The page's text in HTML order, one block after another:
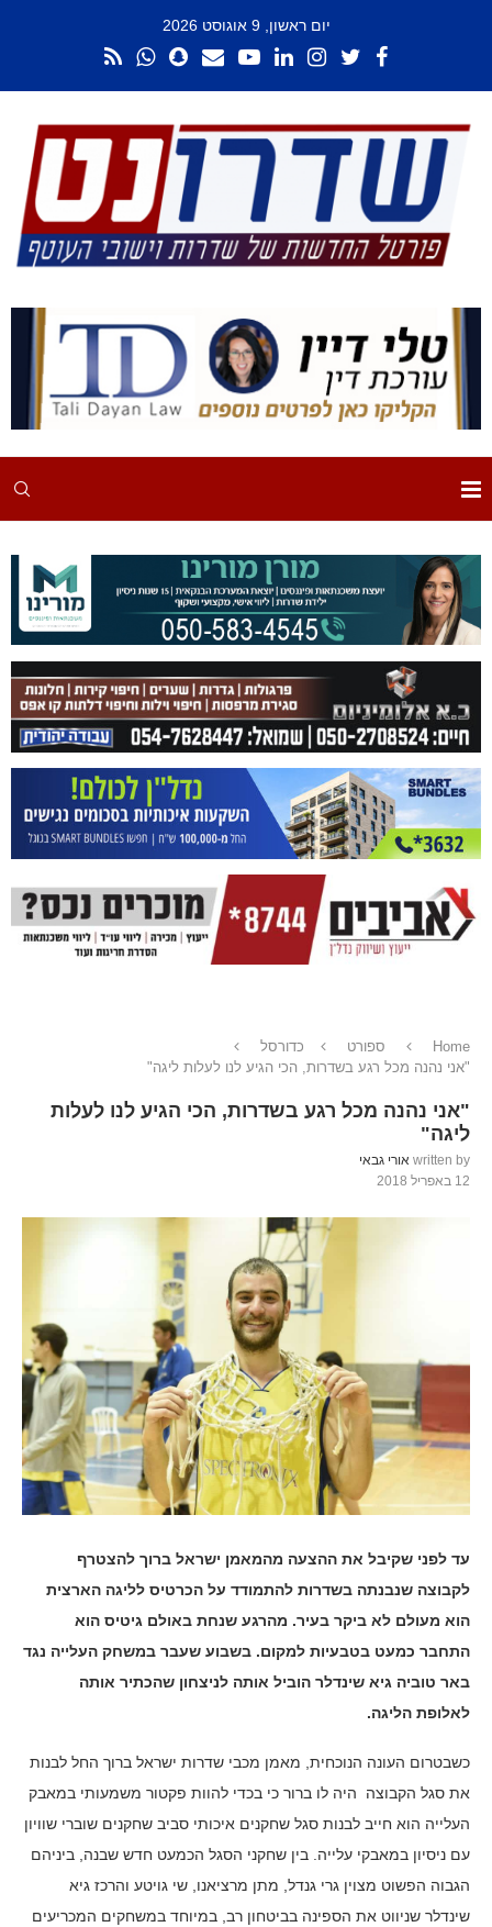
יום ראשון, 9 אוגוסט 2026
Home ספורט
כדורסל
"אני נהנה מכל רגע בשדרות, הכי הגיע לנו לעלות ליגה"
"אני נהנה מכל רגע בשדרות, הכי הגיע לנו לעלות
ליגה"
written by אורי גבאי
12 באפריל 2018
עד לפני שקיבל את ההצעה מהמאמן ישראל ברוך להצטרף
לקבוצה שנבנתה בשדרות להתמודד על הכרטיס לליגה הארצית
הוא מעולם לא ביקר בעיר. מהרגע שנחת באולם גיטיס הוא
התחבר כמעט בטבעיות למקום. בשבוע שעבר במשחק העלייה נגד
באר טוביה גיא שינדלר הוביל אותה לניצחון שהכתיר אותה
לאלופת הליגה.
כשבטרום העונה הנוכחית, מאמן מכבי שדרות ישראל ברוך החל לבנות
את סגל הקבוצה היה לו ברור כי בכדי להוות פקטור משמעותי במאבק
העלייה הוא חייב לבנות סגל שחקנים איכותי סביב שחקנים שוברי שוויון
עם ניסיון במאבקי עלייה. בין שחקני הסגל הכמעט חדש שבנה, ביניהם
הגבוה הפשוט מצוין גרי גנדל, מתן מרציאנו, שי גויטע והרכז גיא
שינדלר שניווט את הספינה בביטחון רב, במיוחד במשחקים המכריעים